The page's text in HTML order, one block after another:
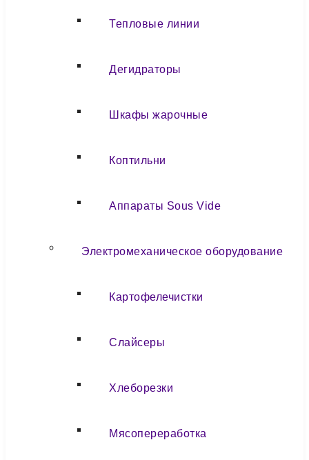
Тепловые линии
Дегидраторы
Шкафы жарочные
Коптильни
Аппараты Sous Vide
Электромеханическое оборудование
Картофелечистки
Слайсеры
Хлеборезки
Мясопереработка